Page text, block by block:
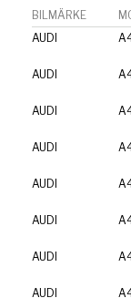
BILMÄRKE
AUDI
AUDI
AUDI
AUDI
AUDI
AUDI
AUDI
AUDI